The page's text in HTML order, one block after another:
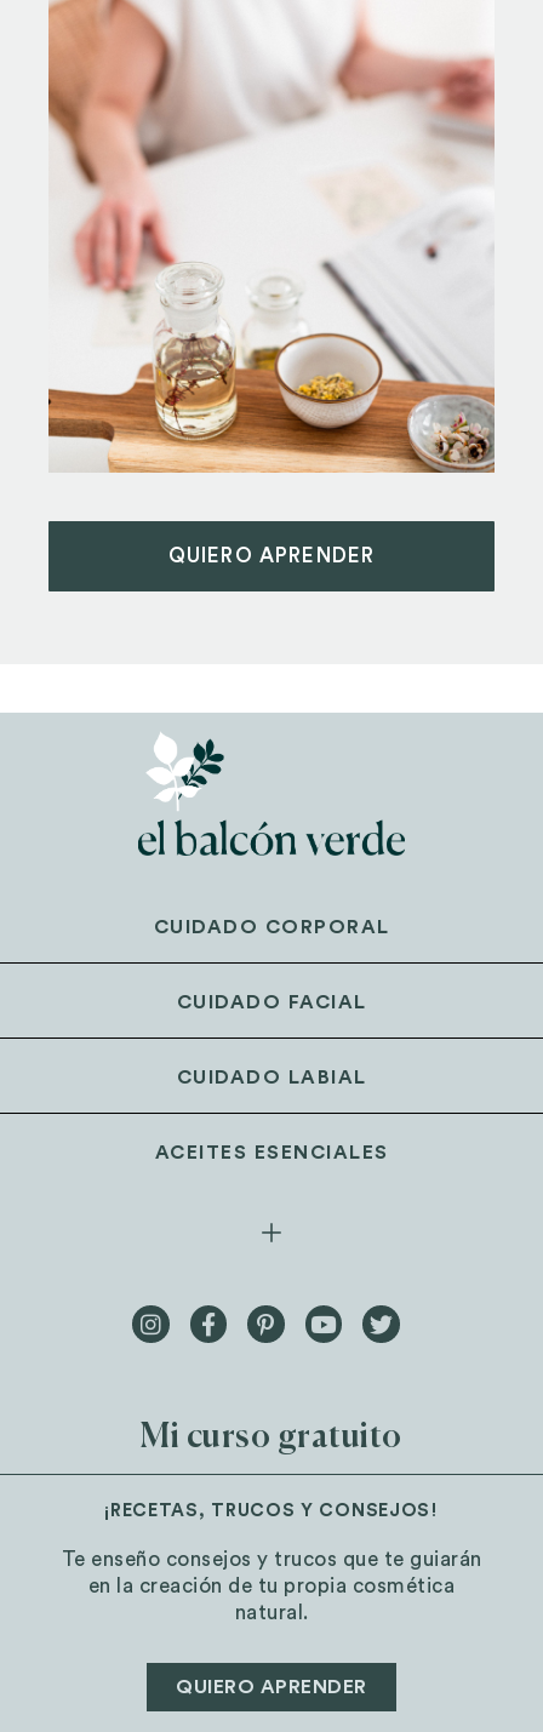
QUIERO APRENDER
CUIDADO CORPORAL
CUIDADO FACIAL
CUIDADO LABIAL
ACEITES ESENCIALES
Mi curso gratuito
¡RECETAS, TRUCOS Y CONSEJOS!
Te enseño consejos y trucos que te guiarán
en la creación de tu propia cosmética
natural.
QUIERO APRENDER